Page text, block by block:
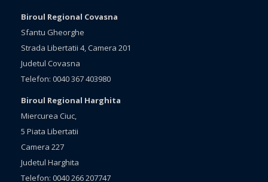
Biroul Regional Covasna
Sfantu Gheorghe
Strada Libertatii 4, Camera 201
Judetul Covasna
Telefon: 0040 367 403980
Biroul Regional Harghita
Miercurea Ciuc,
5 Piata Libertatii
Camera 227
Judetul Harghita
Telefon: 0040 266 207747